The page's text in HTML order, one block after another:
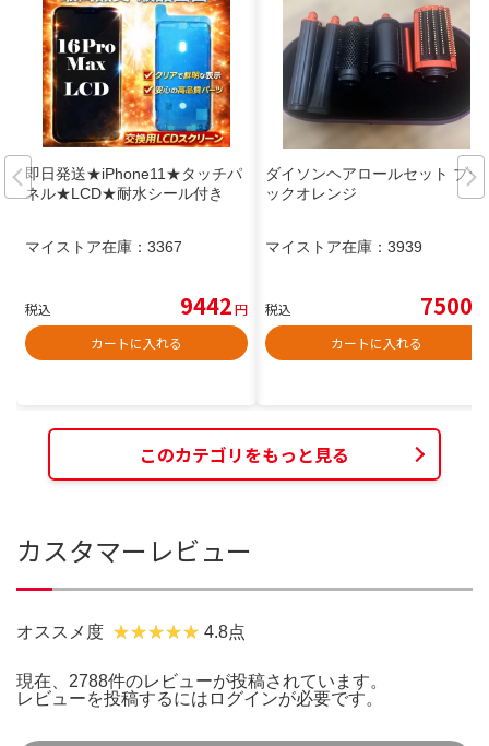
即日発送★iPhone11★タッチパ
ネル★LCD★耐水シール付き
マイストア在庫： 3367
税込 9442円
カートに入れる
ダイソンヘアロールセット ブラ
ックオレンジ
マイストア在庫： 3939
税込 7500
カートに入れる
このカテゴリをもっと見る
カスタマーレビュー
オススメ度 4.8点
現在、2788件のレビューが投稿されています。
レビューを投稿するには ログインが必要です。